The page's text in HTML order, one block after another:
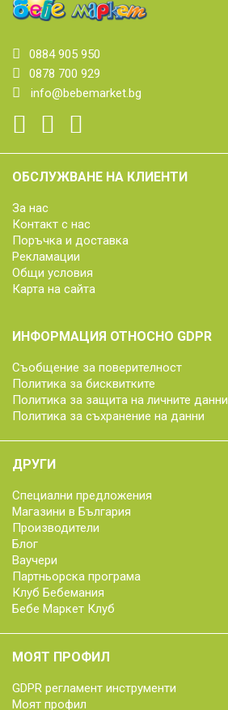
0884 905 950
0878 700 929
info@bebemarket.bg
ОБСЛУЖВАНЕ НА КЛИЕНТИ
За нас
Контакт с нас
Поръчка и доставка
Рекламации
Общи условия
Карта на сайта
ИНФОРМАЦИЯ ОТНОСНО GDPR
Съобщение за поверителност
Политика за бисквитките
Политика за защита на личните данни
Политика за съхранение на данни
ДРУГИ
Специални предложения
Магазини в България
Производители
Блог
Ваучери
Партньорска програма
Клуб Бебемания
Бебе Маркет Клуб
МОЯТ ПРОФИЛ
GDPR регламент инструменти
Моят профил